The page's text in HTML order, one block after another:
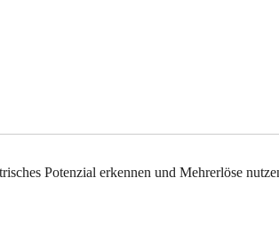
Potenzial erkennen und Mehrerlöse